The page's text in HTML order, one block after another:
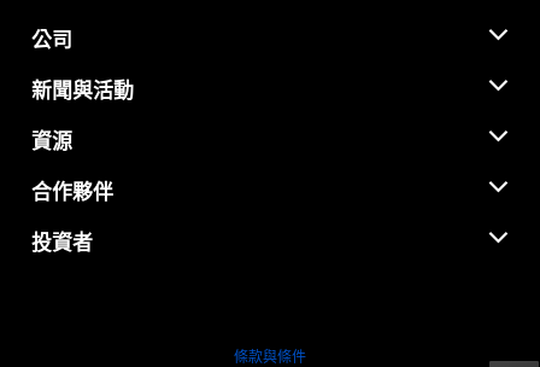
公司
關於 AMD
企業責任
招聘
聯絡我們
新聞與活動
新聞室
媒體庫
資源
開發者中心
案例研究
合作夥伴
AMD 合作夥伴中心
投資者
條款與條件